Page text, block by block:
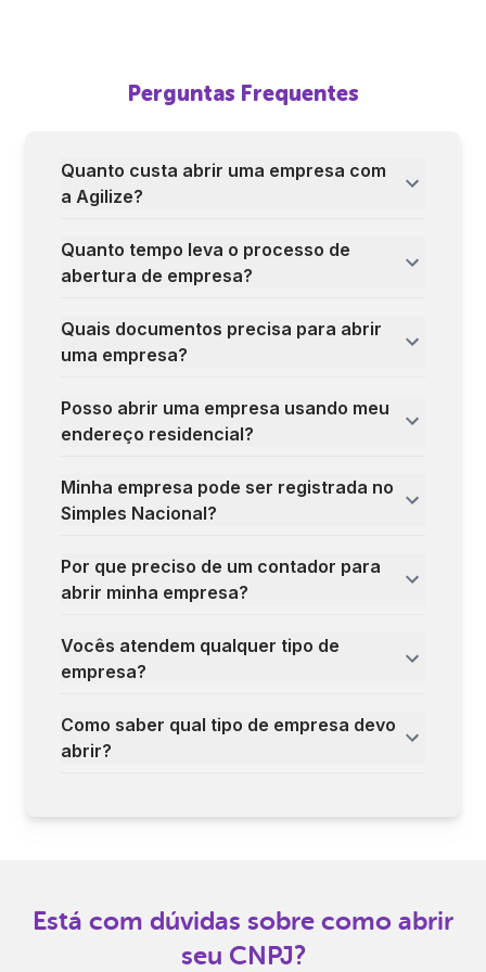
Perguntas Frequentes
Quanto custa abrir uma empresa com
a Agilize?
Quanto tempo leva o processo de
abertura de empresa?
Quais documentos precisa para abrir
uma empresa?
Posso abrir uma empresa usando meu
endereço residencial?
Minha empresa pode ser registrada no
Simples Nacional?
Por que preciso de um contador para
abrir minha empresa?
Vocês atendem qualquer tipo de
empresa?
Como saber qual tipo de empresa devo
abrir?
Está com dúvidas sobre como abrir
seu CNPJ?